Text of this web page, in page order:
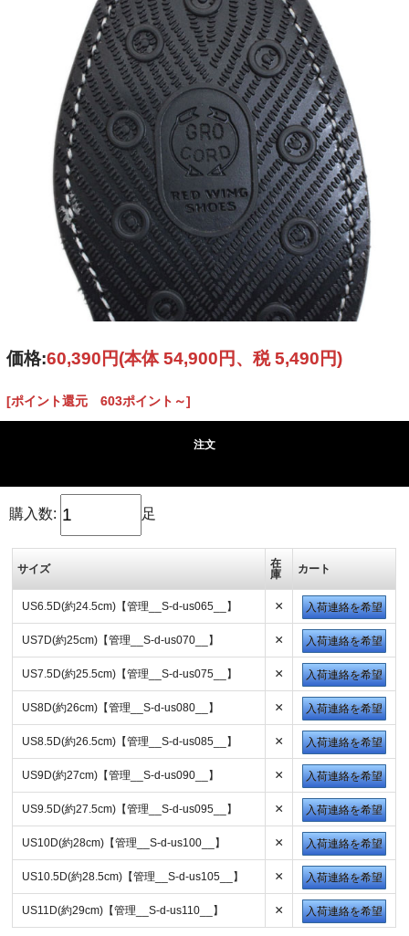
価格:60,390円(本体 54,900円、税 5,490円)
[ポイント還元 603ポイント～]
注文
購入数: 足
サイズ
在
庫
カート
US6.5D(約24.5cm)【管理__S-d-us065__】 × 入荷連絡を希望
US7D(約25cm)【管理__S-d-us070__】 × 入荷連絡を希望
US7.5D(約25.5cm)【管理__S-d-us075__】 × 入荷連絡を希望
US8D(約26cm)【管理__S-d-us080__】 × 入荷連絡を希望
US8.5D(約26.5cm)【管理__S-d-us085__】 × 入荷連絡を希望
US9D(約27cm)【管理__S-d-us090__】 × 入荷連絡を希望
US9.5D(約27.5cm)【管理__S-d-us095__】 × 入荷連絡を希望
US10D(約28cm)【管理__S-d-us100__】 × 入荷連絡を希望
US10.5D(約28.5cm)【管理__S-d-us105__】 × 入荷連絡を希望
US11D(約29cm)【管理__S-d-us110__】 × 入荷連絡を希望